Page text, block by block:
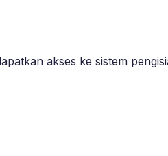
akses ke sistem